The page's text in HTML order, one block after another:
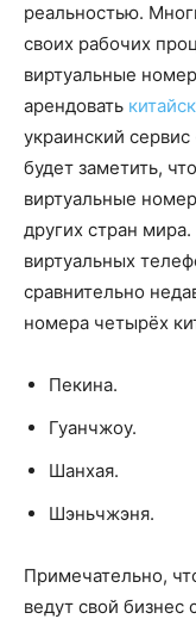
реальностью.
своих рабочих
виртуальные
арендовать
украинский
будет заметить,
виртуальные
других стран
виртуальных
сравнительно
номера четырёх
Пекина.
Гуанчжоу.
Шанхая.
Шэньчжэня.
Примечательно,
ведут свой бизнес